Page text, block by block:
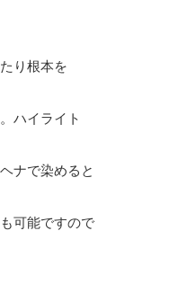
り根本を
ハイライト
ナで染めると
可能ですので